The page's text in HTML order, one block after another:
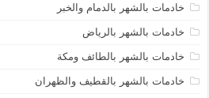
خادمات بالشهر بالدمام والخبر
خادمات بالشهر بالرياض
خادمات بالشهر بالطائف ومكة
خادمات بالشهر بالقطيف والظهران